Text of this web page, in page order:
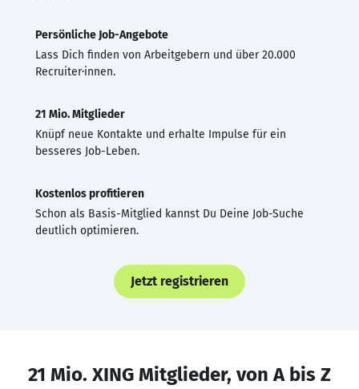
Persönliche Job-Angebote
Lass Dich finden von Arbeitgebern und über 20.000
Recruiter·innen.
21 Mio. Mitglieder
Knüpf neue Kontakte und erhalte Impulse für ein
besseres Job-Leben.
Kostenlos profitieren
Schon als Basis-Mitglied kannst Du Deine Job-Suche
deutlich optimieren.
Jetzt registrieren
21 Mio. XING Mitglieder, von A bis Z